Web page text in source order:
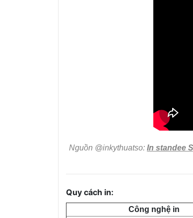
Nguồn @inkythuatso:In standee
Quy cách in:
Công nghệ in